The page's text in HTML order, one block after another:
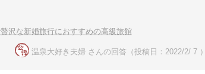
沢な新婚旅行におすすめの高級旅館
温泉大好き夫婦 さんの回答（投稿日：2022/2/ 7 ）